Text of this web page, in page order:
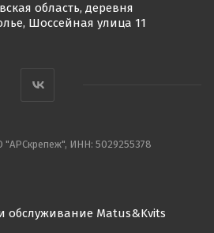
область, деревня
Шоссейная улица 11
"АРСкрепеж", ИНН: 5029255378
обслуживание Matus&Kvits